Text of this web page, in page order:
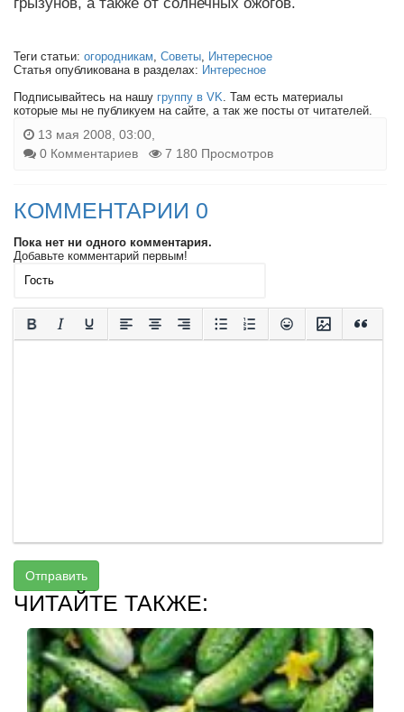
Теги статьи: огородникам Советы
Интересное
Статья опубликована в разделах: Интересное
Подписывайтесь на нашу группу в VK . Там есть материалы
которые мы не публикуем на сайте, а так же посты от читателей.
13 мая 2008, 03:00,
0 Комментариев
7 180 Просмотров
КОММЕНТАРИИ 0
Пока нет ни одного комментария.
Добавьте комментарий первым!
Отправить
ЧИТАЙТЕ ТАКЖЕ: